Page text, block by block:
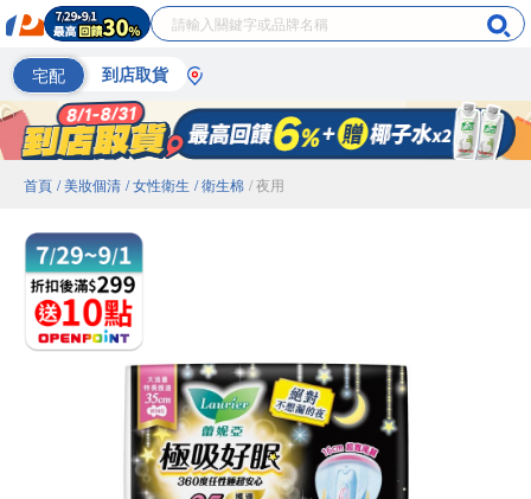
宅配 到店取貨
首頁 / 美妝個清 / 女性衛生 / 衛生棉 / 夜用